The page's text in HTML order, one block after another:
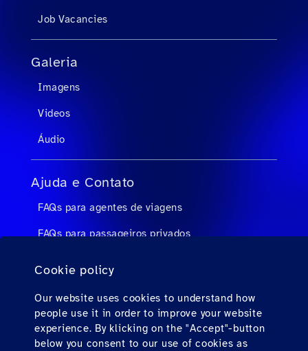
Cookie policy
Our website uses cookies to understand how
people use it in order to improve your website
experience. By klicking on the "Accept"-button
below you consent to our use of cookies as
Job Vacancies
Galeria
Imagens
Videos
Áudio
Ajuda e Contato
FAQs para agentes de viagens
FAQs para passageiros privados
Find us here